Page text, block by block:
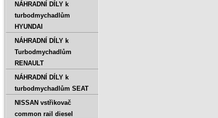
NÁHRADNÍ DÍLY k
turbodmychadlům
HYUNDAI
NÁHRADNÍ DÍLY k
Turbodmychadlům
RENAULT
NÁHRADNÍ DÍLY k
turbodmychadlům SEAT
NISSAN vstřikovač
common rail diesel